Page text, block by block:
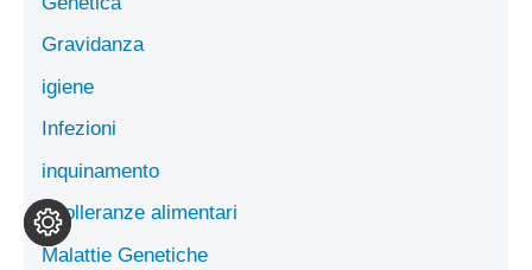
Gravidanza
igiene
Infezioni
inquinamento
Intolleranze alimentari
Malattie Genetiche